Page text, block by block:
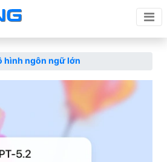
hình ngôn ngữ lớn